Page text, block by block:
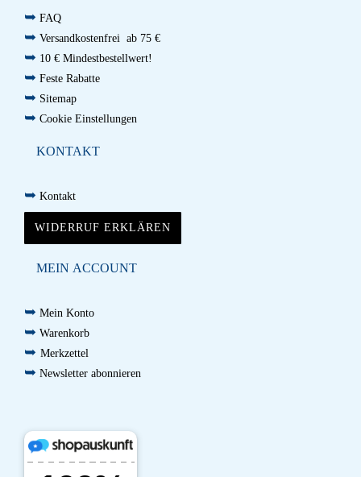
➥ FAQ
➥ Versandkostenfrei ab 75 €
➥ 10 € Mindestbestellwert!
➥ Feste Rabatte
➥ Sitemap
➥ Cookie Einstellungen
KONTAKT
➥ Kontakt
WIDERRUF ERKLÄREN
MEIN ACCOUNT
➥ Mein Konto
➥ Warenkorb
➥ Merkzettel
➥ Newsletter abonnieren